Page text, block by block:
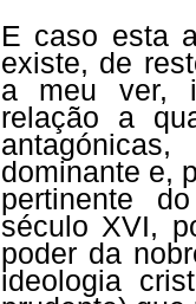
E caso esta
existe, de
a meu ver,
relação a
dominante e,
pertinente
século XVI,
poder da
ideologia